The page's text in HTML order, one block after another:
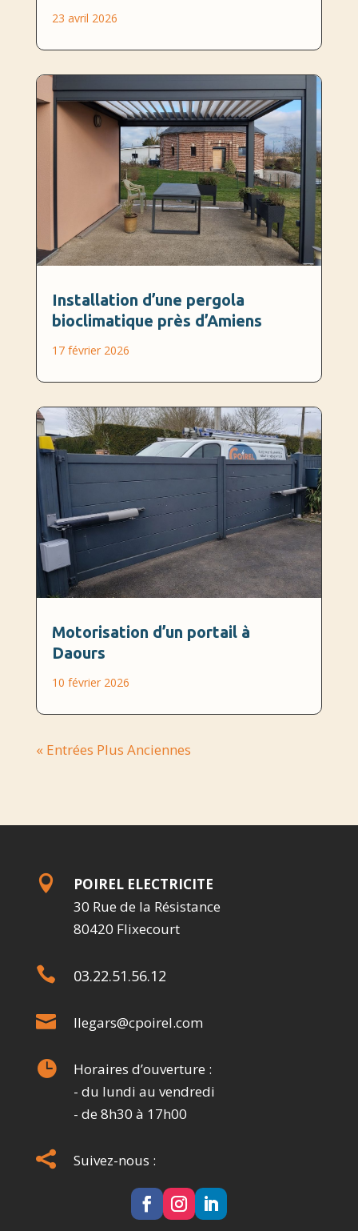
23 avril 2026
Installation d’une pergola
bioclimatique près d’Amiens
17 février 2026
Motorisation d’un portail à
Daours
10 février 2026
« Entrées Plus Anciennes

POIREL ELECTRICITE
30 Rue de la Résistance
80420 Flixecourt
 03.22.51.56.12
 llegars@cpoirel.com

Horaires d’ouverture :
- du lundi au vendredi
- de 8h30 à 17h00
 Suivez-nous :